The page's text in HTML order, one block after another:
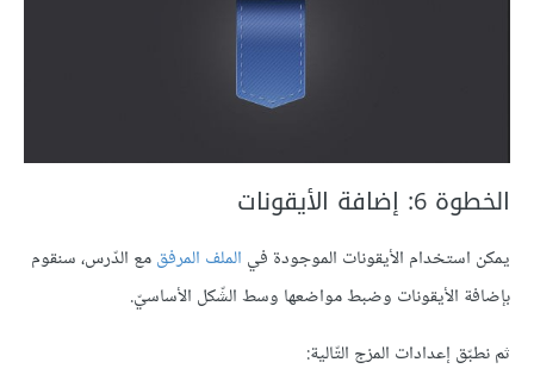
الخطوة 6: إضافة الأيقونات
يمكن استخدام الأيقونات الموجودة في الملف المرفقمع الدّرس، سنقوم
بإضافة الأيقونات وضبط مواضعها وسط الشّكل الأساسيّ.
ثم نطبّق إعدادات المزج التّالية: